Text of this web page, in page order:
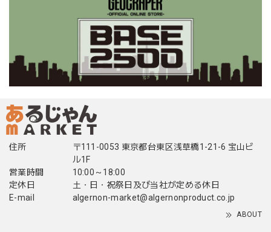
住所
〒111-0053 東京都台東区浅草橋1-21-6 宝山ビ
ル1F
営業時間
10:00～18:00
定休日
土・日・祝祭日及び当社が定める休日
E-mail
algernon-market@algernonproduct.co.jp
ABOUT